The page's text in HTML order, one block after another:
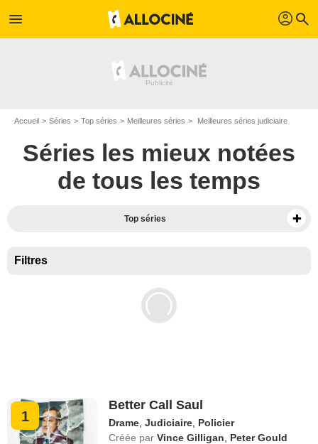
menu profil search
Accueil Séries Top séries Meilleures séries Meilleures séries judiciaire
Séries les mieux notées
de tous les temps
Top séries
Filtres
1
Better Call Saul
Drame ,Judiciaire Policier
Créée par Vince Gilligan
Peter Gould